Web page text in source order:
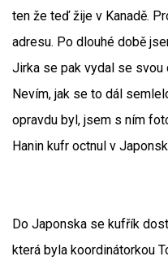
ten že teď žije v Kanadě.
adresu. Po dlouhé době
Jirka se pak vydal se svou
Nevím, jak se to dál
opravdu byl, jsem s ním
Hanin kufr octnul v
Do Japonska se kufřík
která byla koordinátorkou